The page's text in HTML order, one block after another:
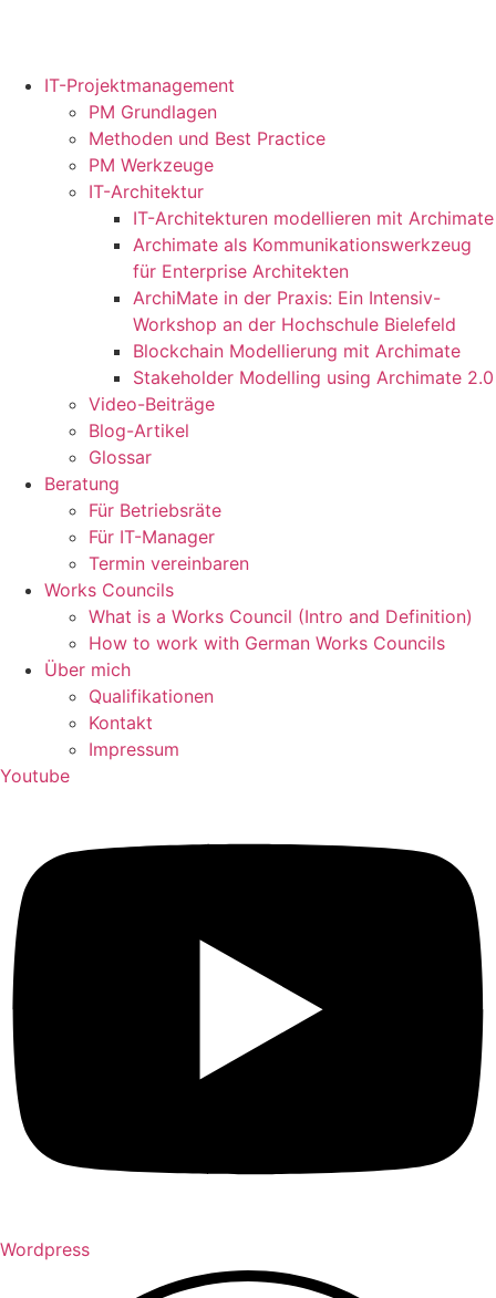
IT-Projektmanagement
PM Grundlagen
Methoden und Best Practice
PM Werkzeuge
IT-Architektur
IT-Architekturen modellieren mit Archimate
Archimate als Kommunikationswerkzeug
für Enterprise Architekten
ArchiMate in der Praxis: Ein Intensiv-
Workshop an der Hochschule Bielefeld
Blockchain Modellierung mit Archimate
Stakeholder Modelling using Archimate 2.0
Video-Beiträge
Blog-Artikel
Glossar
Beratung
Für Betriebsräte
Für IT-Manager
Termin vereinbaren
Works Councils
What is a Works Council (Intro and Definition)
How to work with German Works Councils
Über mich
Qualifikationen
Kontakt
Impressum
Youtube
Wordpress